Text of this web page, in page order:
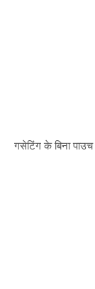
गसेटिंग के बिना पाउच